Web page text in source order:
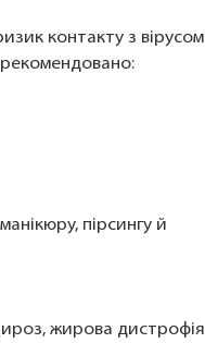
контакту з вірусом
рекомендовано:
пірсингу й
жирова дистрофія